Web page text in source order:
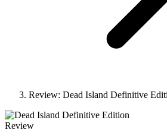
Review: Dead Island Definitive
Review